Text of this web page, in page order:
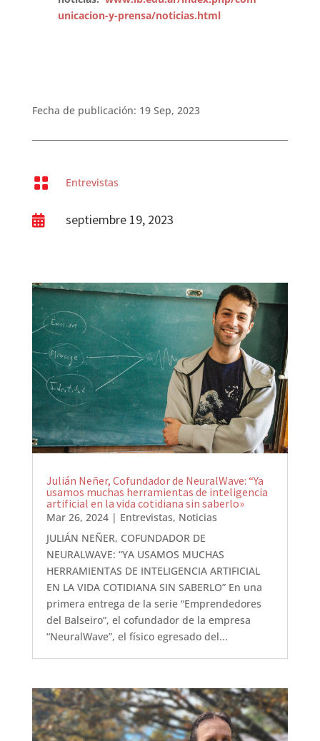
unicacion-y-prensa/noticias.html
Fecha de publicación: 19 Sep, 2023
 Entrevistas
 septiembre 19, 2023
Julián Neñer, Cofundador de NeuralWave: “Ya
usamos muchas herramientas de inteligencia
artificial en la vida cotidiana sin saberlo»
Mar 26, 2024| Entrevistas, Noticias
JULIÁN NEÑER, COFUNDADOR DE
NEURALWAVE: “YA USAMOS MUCHAS
HERRAMIENTAS DE INTELIGENCIA ARTIFICIAL
EN LA VIDA COTIDIANA SIN SABERLO” En una
primera entrega de la serie “Emprendedores
del Balseiro”, el cofundador de la empresa
“NeuralWave”, el físico egresado del...